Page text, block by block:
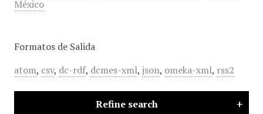
México
Formatos de Salida
atom, csv, dc-rdf, dcmes-xml, json, omeka-xml, rss2
Refine search